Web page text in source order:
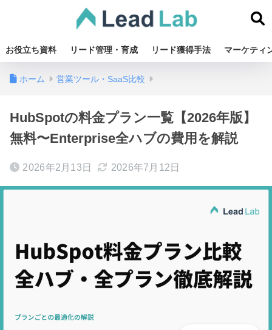
お役立ち資料 リード管理・育成 リード獲得手法 マーケティ
ホーム 営業ツール・SaaS比較
HubSpotの料金プラン一覧【2026年版】
無料〜Enterprise全ハブの費用を解説
2026年2月13日 2026年7月12日